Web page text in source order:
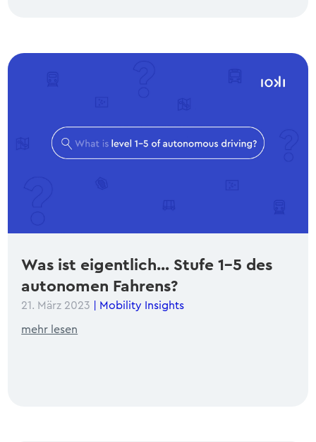
Was ist eigentlich… Stufe 1-5 des
autonomen Fahrens?
21. März 2023 Mobility Insights
mehr lesen